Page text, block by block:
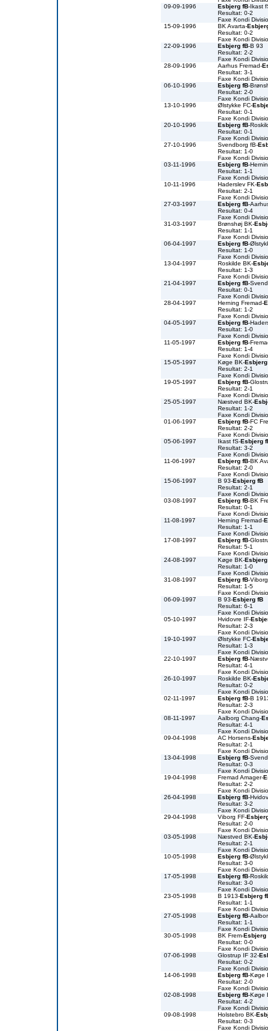
09-09-1996
Esbjerg fB-Ikast
Resultat: 0-2
Faxe Kondi
15-09-1996
BK Avarta-
Resultat: 0-2
Faxe Kondi
22-09-1996
Esbjerg fB-B 93
Resultat: 2-2
Faxe Kondi
28-09-1996
Aarhus Fremad-
Resultat: 3-1
Faxe Kondi
06-10-1996
Esbjerg fB-
Resultat: 2-0
Faxe Kondi
13-10-1996
Ølstykke FC-
Resultat: 0-1
Faxe Kondi
20-10-1996
Esbjerg fB-
Resultat: 0-1
Faxe Kondi
27-10-1996
Svendborg fB-
Resultat: 1-0
Faxe Kondi
03-11-1996
Esbjerg fB-
Resultat: 1-1
Faxe Kondi
10-11-1996
Haderslev FK-
Resultat: 2-1
Faxe Kondi
27-03-1997
Esbjerg fB-
Resultat: 0-4
Faxe Kondi
31-03-1997
Brønshøj BK-
Resultat: 1-1
Faxe Kondi
06-04-1997
Esbjerg fB-
Resultat: 1-0
Faxe Kondi
13-04-1997
Roskilde BK-
Resultat: 1-3
Faxe Kondi
21-04-1997
Esbjerg fB-
Resultat: 0-1
Faxe Kondi
28-04-1997
Herning Fremad-
Resultat: 1-2
Faxe Kondi
04-05-1997
Esbjerg fB-
Resultat: 1-0
Faxe Kondi
11-05-1997
Esbjerg fB-
Resultat: 1-4
Faxe Kondi
15-05-1997
Køge BK-
Resultat: 2-1
Faxe Kondi
19-05-1997
Esbjerg fB-
Resultat: 2-1
Faxe Kondi
25-05-1997
Næstved BK-
Resultat: 1-2
Faxe Kondi
01-06-1997
Esbjerg fB-FC
Resultat: 2-2
Faxe Kondi
05-06-1997
Ikast fS-Esbjerg
Resultat: 3-2
Faxe Kondi
11-06-1997
Esbjerg fB-BK
Resultat: 2-0
Faxe Kondi
15-06-1997
B 93-Esbjerg fB
Resultat: 2-1
Faxe Kondi
03-08-1997
Esbjerg fB-BK
Resultat: 0-1
Faxe Kondi
11-08-1997
Herning Fremad-
Resultat: 1-1
Faxe Kondi
17-08-1997
Esbjerg fB-
Resultat: 5-1
Faxe Kondi
24-08-1997
Køge BK-
Resultat: 1-0
Faxe Kondi
31-08-1997
Esbjerg fB-
Resultat: 1-5
Faxe Kondi
06-09-1997
B 93-Esbjerg fB
Resultat: 6-1
Faxe Kondi
05-10-1997
Hvidovre IF-
Resultat: 2-3
Faxe Kondi
19-10-1997
Ølstykke FC-
Resultat: 1-3
Faxe Kondi
22-10-1997
Esbjerg fB-
Resultat: 4-1
Faxe Kondi
26-10-1997
Roskilde BK-
Resultat: 0-2
Faxe Kondi
02-11-1997
Esbjerg fB-B
Resultat: 2-3
Faxe Kondi
08-11-1997
Aalborg Chang-
Resultat: 4-1
Faxe Kondi
09-04-1998
AC Horsens-
Resultat: 2-1
Faxe Kondi
13-04-1998
Esbjerg fB-
Resultat: 0-3
Faxe Kondi
19-04-1998
Fremad Amager-
Resultat: 2-2
Faxe Kondi
26-04-1998
Esbjerg fB-
Resultat: 3-2
Faxe Kondi
29-04-1998
Viborg FF-
Resultat: 2-0
Faxe Kondi
03-05-1998
Næstved BK-
Resultat: 2-1
Faxe Kondi
10-05-1998
Esbjerg fB-
Resultat: 3-0
Faxe Kondi
17-05-1998
Esbjerg fB-
Resultat: 3-0
Faxe Kondi
23-05-1998
B 1913-Esbjerg
Resultat: 1-1
Faxe Kondi
27-05-1998
Esbjerg fB-
Resultat: 1-1
Faxe Kondi
30-05-1998
BK Frem-Esbjerg
Resultat: 0-0
Faxe Kondi
07-06-1998
Glostrup IF 32-
Resultat: 0-2
Faxe Kondi
14-06-1998
Esbjerg fB-Køge
Resultat: 2-0
Faxe Kondi
02-08-1998
Esbjerg fB-Køge
Resultat: 4-2
Faxe Kondi
09-08-1998
Holstebro BK-
Resultat: 0-3
Faxe Kondi